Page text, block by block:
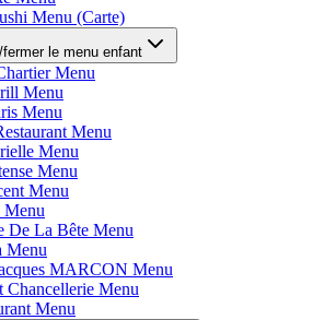
Menu (Carte)
le menu enfant
Menu
Menu
Menu
Menu
Menu
Menu
Menu
Menu
De La Bête Menu
Menu
MARCON Menu
Chancellerie Menu
Menu